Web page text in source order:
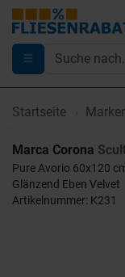
Startseite
Marca Corona
Pure Avorio 60x120
Glänzend Eben Velvet
Artikelnummer: K231